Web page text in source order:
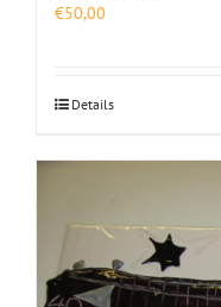
€50,00
Details